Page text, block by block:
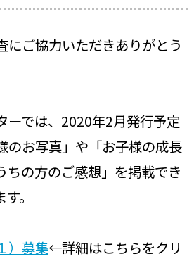
にご協力いただきありがとう
ーでは、2020年2月発行予定
のお写真」や「お子様の成長
ちの方のご感想」を掲載でき
。
）募集←詳細はこちらをクリ